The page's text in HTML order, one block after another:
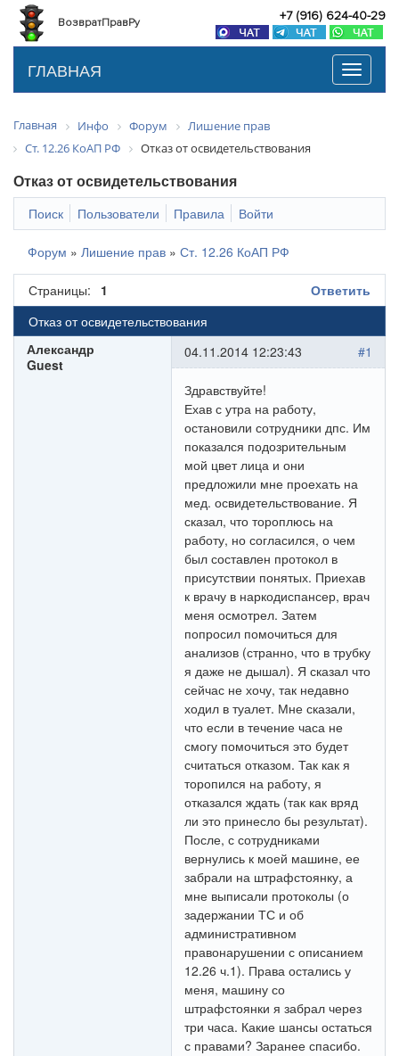
ВозвратПравРу +7 (916) 624-40-29
Toggle
ГЛАВНАЯ
Главная Инфо Форум
Лишение прав
Ст. 12.26 КоАП РФ
Отказ от освидетельствования
Отказ от освидетельствования
Поиск Пользователи Правила Войти
Форум » Лишение прав » Ст. 12.26 КоАП РФ
Страницы: 1
Ответить
Отказ от освидетельствования
Александр
Guest
#1
04.11.2014 12:23:43
Здравствуйте!
Ехав с утра на работу,
остановили сотрудники дпс. Им
показался подозрительным
мой цвет лица и они
предложили мне проехать на
мед. освидетельствование. Я
сказал, что тороплюсь на
работу, но согласился, о чем
был составлен протокол в
присутствии понятых. Приехав
к врачу в наркодиспансер, врач
меня осмотрел. Затем
попросил помочиться для
анализов (странно, что в трубку
я даже не дышал). Я сказал что
сейчас не хочу, так недавно
ходил в туалет. Мне сказали,
что если в течение часа не
смогу помочиться это будет
считаться отказом. Так как я
торопился на работу, я
отказался ждать (так как вряд
ли это принесло бы результат).
После, с сотрудниками
вернулись к моей машине, ее
забрали на штрафстоянку, а
мне выписали протоколы (о
задержании ТС и об
административном
правонарушении с описанием
12.26 ч.1). Права остались у
меня, машину со
штрафстоянки я забрал через
три часа. Какие шансы остаться
с правами? Заранее спасибо.